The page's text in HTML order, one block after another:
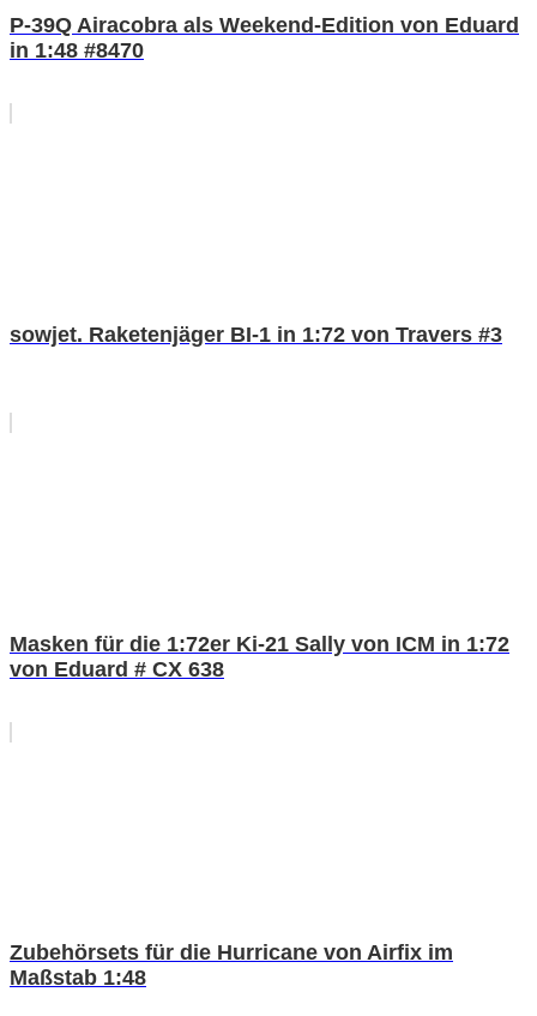
P-39Q Airacobra als Weekend-Edition von Eduard
in 1:48 #8470
sowjet. Raketenjäger BI-1 in 1:72 von Travers #3
Masken für die 1:72er Ki-21 Sally von ICM in 1:72
von Eduard # CX 638
Zubehörsets für die Hurricane von Airfix im
Maßstab 1:48